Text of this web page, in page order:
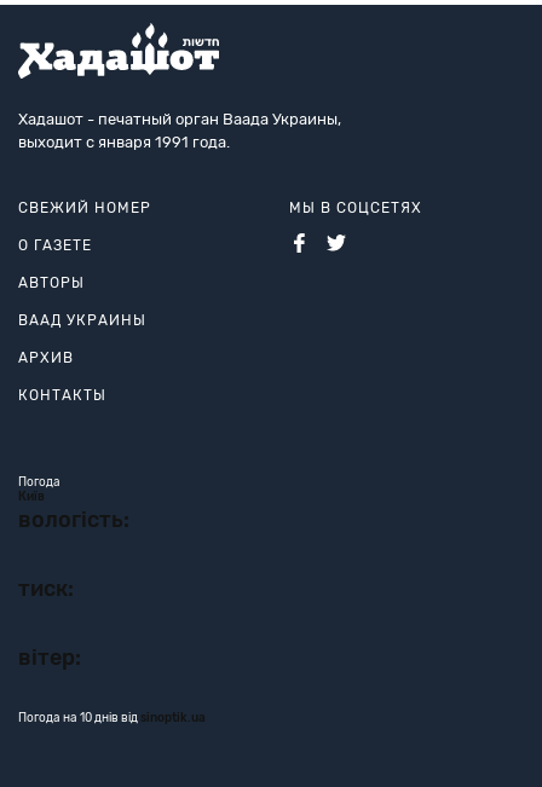
Хадашот - печатный орган Ваада Украины,
выходит с января 1991 года.
СВЕЖИЙ НОМЕР
О ГАЗЕТЕ
АВТОРЫ
ВААД УКРАИНЫ
АРХИВ
КОНТАКТЫ
МЫ В СОЦСЕТЯХ
Погода
Київ
вологість:
тиск:
вітер:
Погода на 10 днів від sinoptik.ua